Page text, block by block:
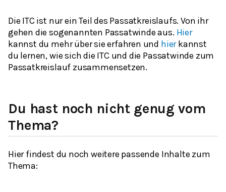
Die ITC ist nur ein Teil des Passatkreislaufs. Von ihr
gehen die sogenannten Passatwinde aus. Hier
kannst du mehr über sie erfahren und hierkannst
du lernen, wie sich die ITC und die Passatwinde zum
Passatkreislauf zusammensetzen.
Du hast noch nicht genug vom
Thema?
Hier findest du noch weitere passende Inhalte zum
Thema: